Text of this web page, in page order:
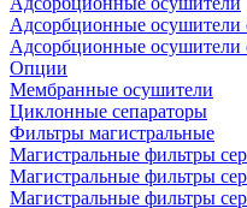
Адсорбционные осушители
Адсорбционные осушители
Опции
Мембранные осушители
Циклонные сепараторы
Фильтры магистральные
Магистральные фильтры
Магистральные фильтры
Магистральные фильтры